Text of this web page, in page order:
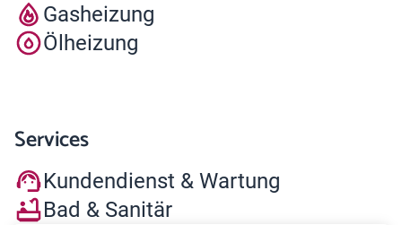
Gasheizung
Ölheizung
Services
Kundendienst & Wartung
Bad & Sanitär